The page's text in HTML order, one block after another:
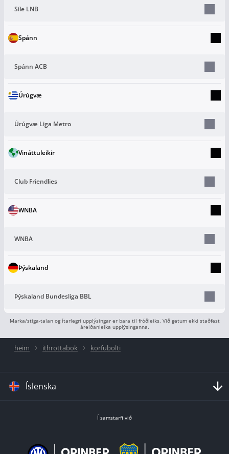
Síle LNB
Spánn
Spánn ACB
Úrúgvæ
Úrúgvæ Liga Metro
Vináttuleikir
Club Friendlies
WNBA
WNBA
Þýskaland
Þýskaland Bundesliga BBL
Marka/stiga-talan og ítarlegri upplýsingar er bara til fróðleiks. Við getum ekki staðfest
áreiðanleika upplýsinganna.
heim ithrottabok korfubolti
Íslenska
Í samstarfi við